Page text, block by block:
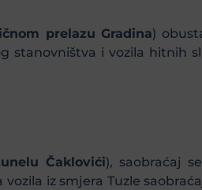
prelazu Gradina)
stanovništva i vozila hitnih
Čaklovići), saobraćaj
iz smjera Tuzle